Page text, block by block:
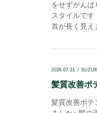
をせずがんば
スタイルです
首が長く見え
2026.07.31
髪質改善ポ
髪質改善ポテ